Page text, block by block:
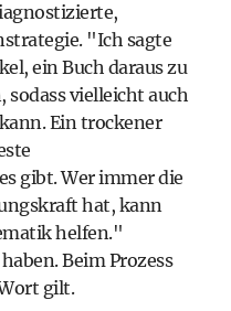
"Ich sagte
ein Buch daraus zu
sodass vielleicht auch
Ein trockener
gibt. Wer immer die
hat, kann
helfen."
Beim Prozess
gilt.